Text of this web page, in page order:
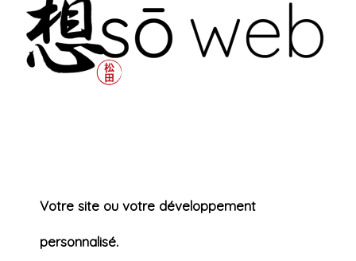
Votre site ou votre développement
personnalisé.